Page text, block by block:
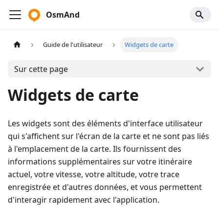
OsmAnd
Guide de l'utilisateur Widgets de carte
Sur cette page
Widgets de carte
Les widgets sont des éléments d'interface utilisateur
qui s'affichent sur l'écran de la carte et ne sont pas liés
à l'emplacement de la carte. Ils fournissent des
informations supplémentaires sur votre itinéraire
actuel, votre vitesse, votre altitude, votre trace
enregistrée et d'autres données, et vous permettent
d'interagir rapidement avec l'application.